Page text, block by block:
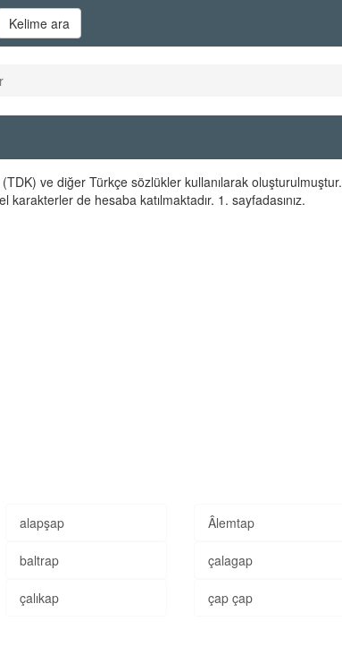
Kelime ara
ve diğer Türkçe sözlükler kullanılarak oluşturulmuştur.
de hesaba katılmaktadır. 1. sayfadasınız.
alapşap Âlemtap
baltrap çalagap
çalıkap çap çap